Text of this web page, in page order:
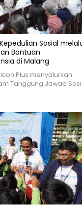
Sosial
Bantuan
di Malang
Plus menyalurkan
Tanggung Jawab